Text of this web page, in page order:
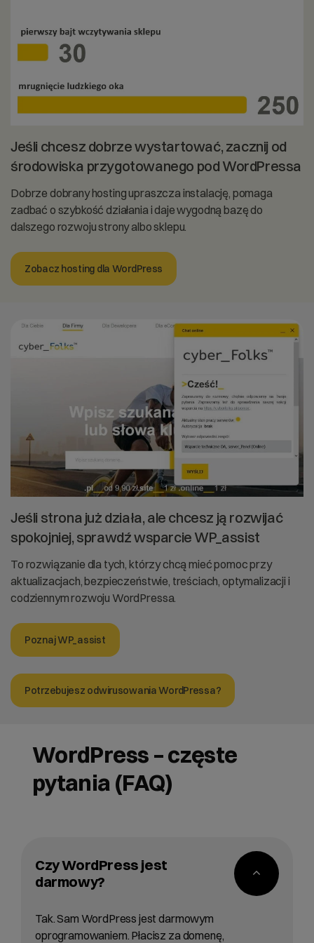
Jeśli chcesz dobrze wystartować, zacznij od
środowiska przygotowanego pod WordPressa
Dobrze dobrany hosting upraszcza instalację, pomaga
zadbać o szybkość działania i daje wygodną bazę do
dalszego rozwoju strony albo sklepu.
Zobacz hosting dla WordPress
Jeśli strona już działa, ale chcesz ją rozwijać
spokojniej, sprawdź wsparcie WP_assist
To rozwiązanie dla tych, którzy chcą mieć pomoc przy
aktualizacjach, bezpieczeństwie, treściach, optymalizacji i
codziennym rozwoju WordPressa.
Poznaj WP_assist
Potrzebujesz odwirusowania WordPressa?
WordPress – częste
pytania (FAQ)
Czy WordPress jest
darmowy?
Tak. Sam WordPress jest darmowym
oprogramowaniem. Płacisz za domenę,